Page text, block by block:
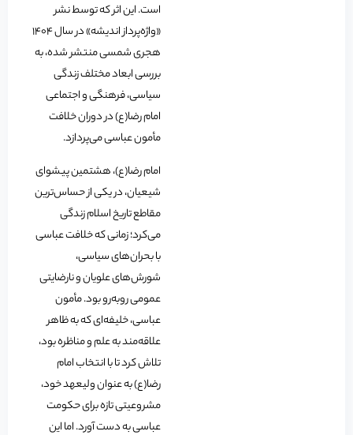
است. این اثر که توسط نشر
«واژه‌پرداز اندیشه» در سال ۱۴۰۴
هجری شمسی منتشر شده، به
بررسی ابعاد مختلف زندگی
سیاسی، فرهنگی و اجتماعی
امام رضا(ع) در دوران خلافت
مأمون عباسی می‌پردازد.
امام رضا(ع)، هشتمین پیشوای
شیعیان، در یکی از حساس‌ترین
مقاطع تاریخ اسلام زندگی
می‌کرد؛ زمانی که خلافت عباسی
با بحران‌های سیاسی،
شورش‌های علویان و نارضایتی
عمومی روبه‌رو بود. مأمون
عباسی، خلیفه‌ای که به ظاهر
علاقه‌مند به علم و مناظره بود،
تلاش کرد تا با انتخاب امام
رضا(ع) به عنوان ولیعهد خود،
مشروعیتی تازه برای حکومت
عباسی به دست آورد. اما این